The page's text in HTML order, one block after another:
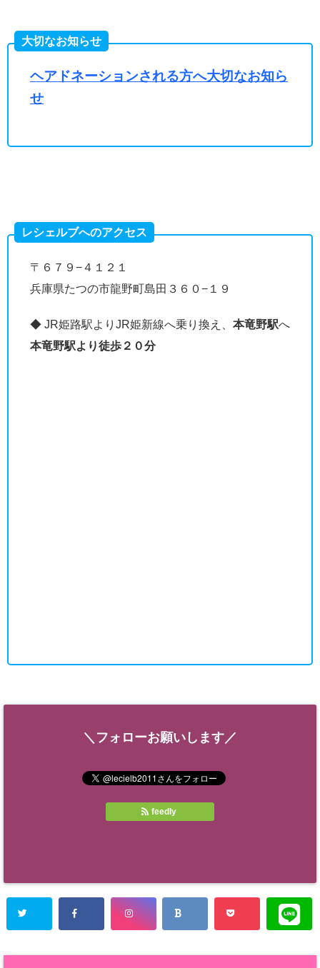
大切なお知らせ
ヘアドネーションされる方へ大切なお知ら
せ
レシェルブへのアクセス
〒６７９−４１２１
兵庫県たつの市龍野町島田３６０−１９
◆ JR姫路駅よりJR姫新線へ乗り換え、 本竜野駅へ
本竜野駅より徒歩２０分
＼フォローお願いします／
feedly